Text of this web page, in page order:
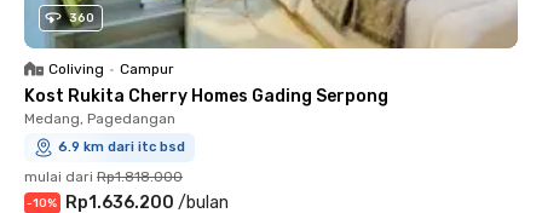
360
Coliving • Campur
Kost Rukita Cherry Homes Gading Serpong
Medang, Pagedangan
6.9 km dari itc bsd
mulai dari Rp1.818.000
-10% Rp1.636.200 /bulan